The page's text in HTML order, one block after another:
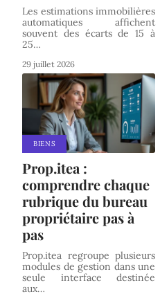
Les estimations immobilières
automatiques affichent
souvent des écarts de 15 à
25…
29 juillet 2026
BIENS
Prop.itea :
comprendre chaque
rubrique du bureau
propriétaire pas à
pas
Prop.itea regroupe plusieurs
modules de gestion dans une
seule interface destinée
aux…